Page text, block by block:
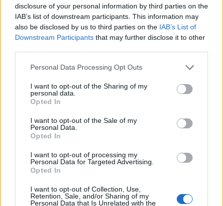
disclosure of your personal information by third parties on the
IAB’s list of downstream participants. This information may
also be disclosed by us to third parties on the IAB’s List of
Downstream Participants that may further disclose it to other
Please note that this website/app uses one or more Google
not limited to your visit or usage behaviour. You may click to
grant or deny consent to Google and its third-party tags to
use your data for below specified purposes in below Google
consent section.
Personal Data Processing Opt Outs
I want to opt-out of the Sharing of my
personal data.
Opted In
I want to opt-out of the Sale of my
Personal Data.
Opted In
I want to opt-out of processing my
Personal Data for Targeted Advertising.
Opted In
I want to opt-out of Collection, Use,
Retention, Sale, and/or Sharing of my
Personal Data that Is Unrelated with the
M1 bővítés: már zajlik a teljesen új
Bicske Kelet csomópont építése
csomópont épül Angyalföldön
Hódmezővásárhely jó hírű református
iskoláját